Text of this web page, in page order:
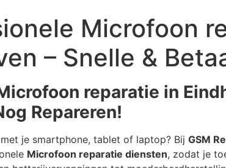
Microfoon
– Snelle &
reparatie in
Repareren!
je smartphone, tablet of laptop? Bij GSM
Microfoon reparatie diensten, zodat je